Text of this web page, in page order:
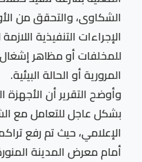
الشكاوى، والتحقق من
الإجراءات التنفيذية
للمخلفات أو مظاهر
المرورية أو الحالة البيئية.
وأوضح التقرير أن الأجهزة
بشكل عاجل للتعامل مع
الإعلامي، حيث تم رفع
أمام معرض المدينة